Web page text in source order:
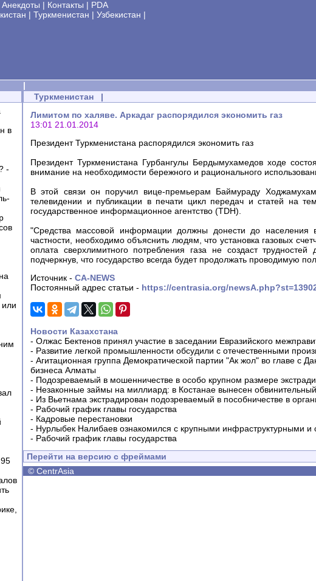
Анекдоты | Контакты | PDA
| Туркменистан | Узбекистан |
|
в
-
или
Туркменистан |
Лимитом по халяве. Аркадаг распорядился экономить газ
13:01 21.01.2014
Президент Туркменистана распорядился экономить газ
Президент Туркменистана Гурбангулы Бердымухамедов ходе
внимание на необходимости бережного и рационального
В этой связи он поручил вице-премьерам Баймураду
телевидении и публикации в печати цикл передач и статей на
государственное информационное агентство (TDH).
"Средства массовой информации должны донести до
частности, необходимо объяснить людям, что установка газовых
оплата сверхлимитного потребления газа не создаст
подчеркнув, что государство всегда будет продолжать проводимую
Источник - CA-NEWS
Постоянный адрес статьи - https://centrasia.org/
Новости Казахстана
- Олжас Бектенов принял участие в заседании Евразийского
- Развитие легкой промышленности обсудили с отечественными
- Агитационная группа Демократической партии "Ак жол" во главе с
бизнеса Алматы
- Подозреваемый в мошенничестве в особо крупном размере
- Незаконные займы на миллиард: в Костанае вынесен
- Из Вьетнама экстрадирован подозреваемый в пособничестве в
- Рабочий график главы государства
- Кадровые перестановки
- Нурлыбек Налибаев ознакомился с крупными инфраструктурными и
- Рабочий график главы государства
Перейти на версию с фреймами
© CentrAsia